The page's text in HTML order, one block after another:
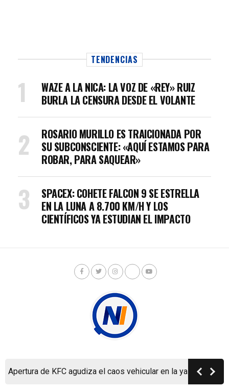
Apertura de KFC agudiza el caos vehicular en la ya colapsada
TENDENCIAS
WAZE A LA NICA: LA VOZ DE «REY» RUIZ
BURLA LA CENSURA DESDE EL VOLANTE
ROSARIO MURILLO ES TRAICIONADA POR
SU SUBCONSCIENTE: «AQUÍ ESTAMOS PARA
ROBAR, PARA SAQUEAR»
SPACEX: COHETE FALCON 9 SE ESTRELLA
EN LA LUNA A 8.700 KM/H Y LOS
CIENTÍFICOS YA ESTUDIAN EL IMPACTO
Copyright © Nicaragua Investiga 2024